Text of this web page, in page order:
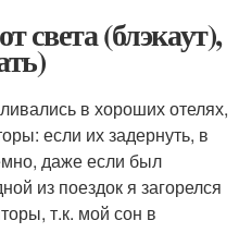
(блэкаут),
в хороших отелях,
если их задернуть, в
даже если был
из поездок я загорелся
т.к. мой сон в